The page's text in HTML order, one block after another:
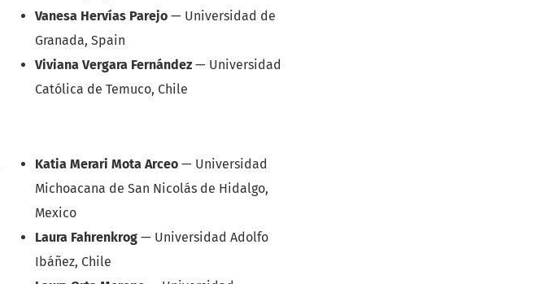
Vanesa Hervías Parejo — Universidad de
Granada, Spain
Viviana Vergara Fernández — Universidad
Católica de Temuco, Chile
Katia Merari Mota Arceo — Universidad
Michoacana de San Nicolás de Hidalgo,
Mexico
Laura Fahrenkrog — Universidad Adolfo
Ibáñez, Chile